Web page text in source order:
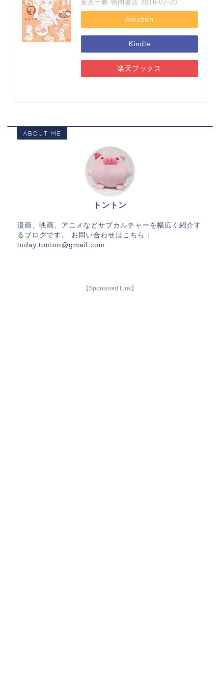
新久千映 徳間書店 2016-07-20
Amazon
Kindle
楽天ブックス
ABOUT ME
トントン
漫画、映画、アニメなどサブカルチャーを幅広く紹介す
るブログです。 お問い合わせはこちら：
today.tonton@gmail.com
【Sponsored Link】